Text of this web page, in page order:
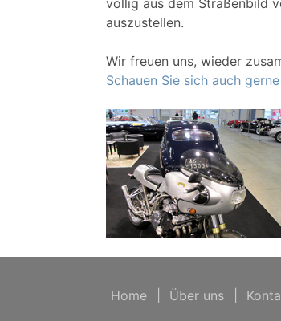
völlig aus dem Straßenbild
auszustellen.
Wir freuen uns, wieder
Schauen Sie sich auch
Home Über uns